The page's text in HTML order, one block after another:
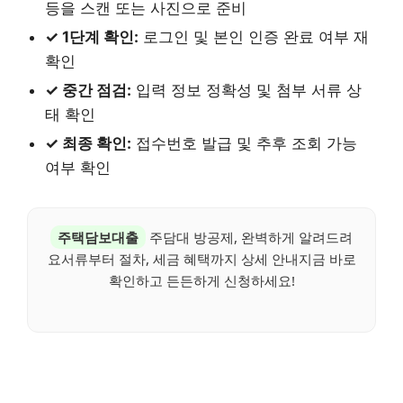
등을 스캔 또는 사진으로 준비
✓ 1단계 확인: 로그인 및 본인 인증 완료 여부 재
확인
✓ 중간 점검: 입력 정보 정확성 및 첨부 서류 상
태 확인
✓ 최종 확인: 접수번호 발급 및 추후 조회 가능
여부 확인
주택담보대출
주담대 방공제, 완벽하게 알려드려
요서류부터 절차, 세금 혜택까지 상세 안내지금 바로
확인하고 든든하게 신청하세요!